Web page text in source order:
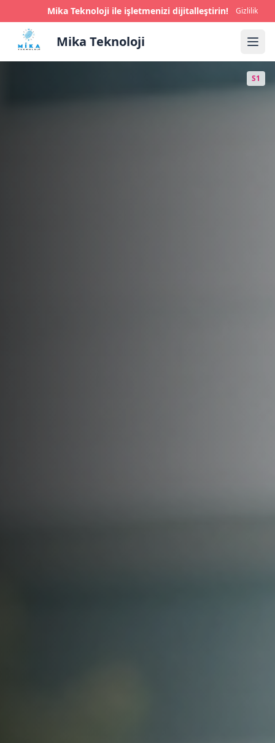
Mika Teknoloji ile işletmenizi dijitalleştirin! Gizlilik
Mika Teknoloji
S1